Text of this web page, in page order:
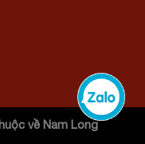
về Nam Long